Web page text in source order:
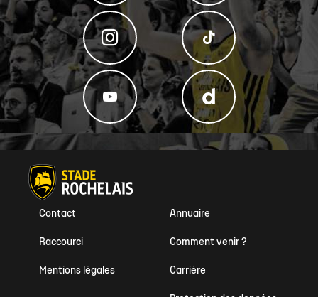
Annuaire
Contact
Comment venir ?
Raccourci
Carrière
Mentions légales